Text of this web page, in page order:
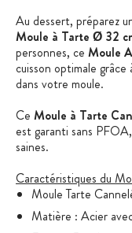
Au dessert, préparez
Moule à Tarte Ø 32
personnes, ce Moule
cuisson optimale
dans votre moule.
Ce Moule à Tarte
est garanti sans
saines.
Caractéristiques du
Moule Tarte
Matière : Acier